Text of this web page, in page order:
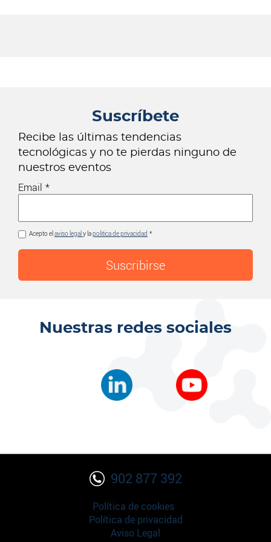
Suscríbete
Recibe las últimas tendencias
tecnológicas y no te pierdas ninguno de
nuestros eventos
Email
Acepto el aviso legal y lapolitica de privacidad
Nuestras redes sociales
902 877 392
Política de cookies
Política de privacidad
Aviso Legal